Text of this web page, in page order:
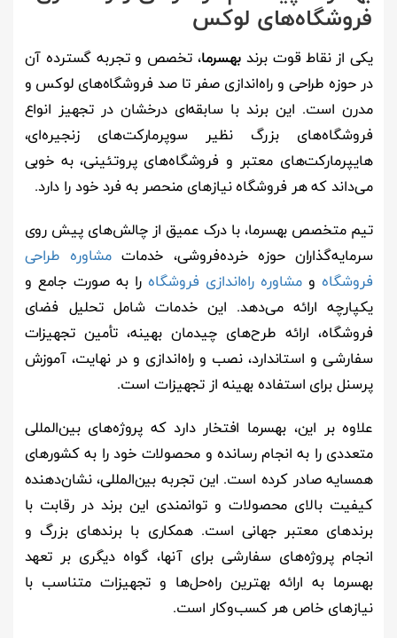
فروشگاه‌های لوکس
یکی از نقاط قوت برند بهسرما، تخصص و تجربه گسترده آن
در حوزه طراحی و راه‌اندازی صفر تا صد فروشگاه‌های لوکس و
مدرن است. این برند با سابقه‌ای درخشان در تجهیز انواع
فروشگاه‌های بزرگ نظیر سوپرمارکت‌های زنجیره‌ای،
هایپرمارکت‌های معتبر و فروشگاه‌های پروتئینی، به خوبی
می‌داند که هر فروشگاه نیازهای منحصر به فرد خود را دارد.
تیم متخصص بهسرما، با درک عمیق از چالش‌های پیش روی
سرمایه‌گذاران حوزه خرده‌فروشی، خدماتمشاوره طراحی
فروشگاهومشاوره راه‌اندازی فروشگاهرا به صورت جامع و
یکپارچه ارائه می‌دهد. این خدمات شامل تحلیل فضای
فروشگاه، ارائه طرح‌های چیدمان بهینه، تأمین تجهیزات
سفارشی و استاندارد، نصب و راه‌اندازی و در نهایت، آموزش
پرسنل برای استفاده بهینه از تجهیزات است.
علاوه بر این، بهسرما افتخار دارد که پروژه‌های بین‌المللی
متعددی را به انجام رسانده و محصولات خود را به کشورهای
همسایه صادر کرده است. این تجربه بین‌المللی، نشان‌دهنده
کیفیت بالای محصولات و توانمندی این برند در رقابت با
برندهای معتبر جهانی است. همکاری با برندهای بزرگ و
انجام پروژه‌های سفارشی برای آنها، گواه دیگری بر تعهد
بهسرما به ارائه بهترین راه‌حل‌ها و تجهیزات متناسب با
نیازهای خاص هر کسب‌وکار است.